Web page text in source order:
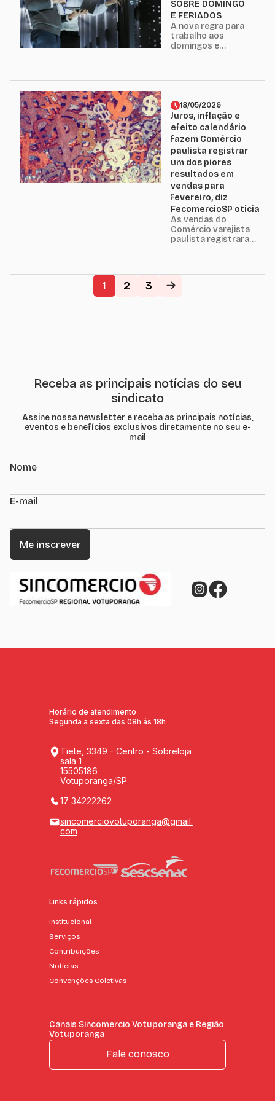
definirá, em
breve, os
parâmetros de
regularidade para
essa prática, com
SOBRE DOMINGO
E FERIADOS
A nova regra para
trabalho aos
domingos e
para autorização,
entrará em vigor
a partir de 1º de
março de 2026.
Publicada
pela Portaria nº
3.665/2023, a
mudança
substitui a
autorização
automática para
empresas...
18/05/2026
Juros, inflação e
efeito calendário
fazem Comércio
paulista registrar
um dos piores
resultados em
vendas para
fevereiro, diz
FecomercioSP oticia
As vendas do
Comércio varejista
paulista registraram
dados da Pesquisa
Serviços e Turismo...
1 2 3
Receba as principais notícias do seu
sindicato
Assine nossa newsletter e receba as principais notícias,
eventos e benefícios exclusivos diretamente no seu e-
mail
Nome
E-mail
Horário de atendimento
Segunda a sexta das 08h ás 18h
Tiete, 3349 - Centro - Sobreloja
sala 1
15505186
Votuporanga/SP
17 34222262
sincomerciovotuporanga@gmail.
com
Links rápidos
Institucional
Serviços
Contribuições
Notícias
Convenções Coletivas
Canais Sincomercio Votuporanga e Região
Votuporanga
Fale conosco